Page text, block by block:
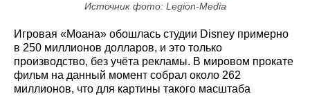
Источник фото: Legion-Media
Игровая «Моана» обошлась студии Disney примерно
в 250 миллионов долларов, и это только
производство, без учёта рекламы. В мировом прокате
фильм на данный момент собрал около 262
миллионов, что для картины такого масштаба